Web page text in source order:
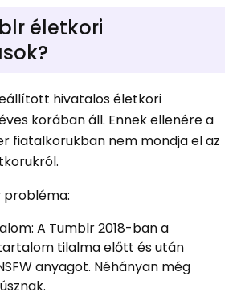
életkori
hivatalos életkori
korában áll. Ennek ellenére a
fiatalkorukban nem mondja el az
probléma:
A Tumblr 2018-ban a
tilalma előtt és után
anyagot. Néhányan még